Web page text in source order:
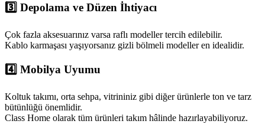
3️⃣ Depolama ve Düzen İhtiyacı
Çok fazla aksesuarınız varsa raflı modeller tercih edilebilir.
Kablo karmaşası yaşıyorsanız gizli bölmeli modeller en idealidir.
4️⃣ Mobilya Uyumu
Koltuk takımı, orta sehpa, vitrininiz gibi diğer ürünlerle ton ve tarz
bütünlüğü önemlidir.
Class Home olarak tüm ürünleri takım hâlinde hazırlayabiliyoruz.